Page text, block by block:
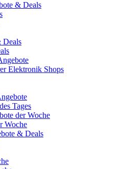
& Deals
Deals
Elektronik Shops
Tages
der Woche
Woche
& Deals